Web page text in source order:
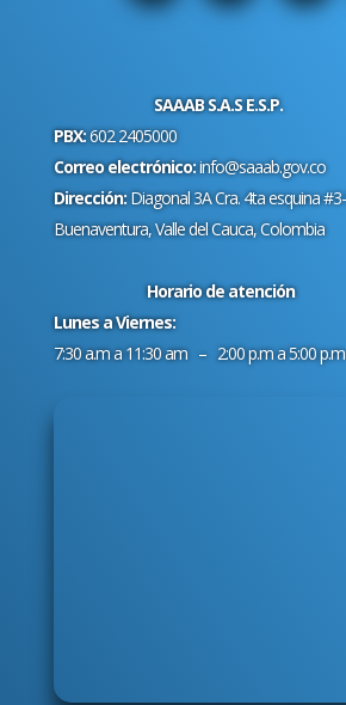
SAAAB S.A.S E.S.P.
PBX:602 2405000
Correo electrónico:info@saaab.gov.co
Dirección:Diagonal 3A Cra. 4ta esquina
Buenaventura, Valle del Cauca, Colombia
Horario de atención
Lunes a Viernes:
7:30 a.m a 11:30 am – 2:00 p.m a